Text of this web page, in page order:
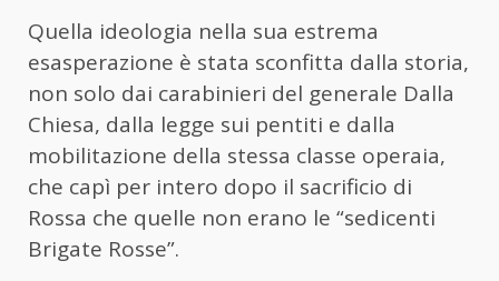
Quella ideologia nella sua estrema
esasperazione è stata sconfitta dalla storia,
non solo dai carabinieri del generale Dalla
Chiesa, dalla legge sui pentiti e dalla
mobilitazione della stessa classe operaia,
che capì per intero dopo il sacrificio di
Rossa che quelle non erano le “sedicenti
Brigate Rosse”.